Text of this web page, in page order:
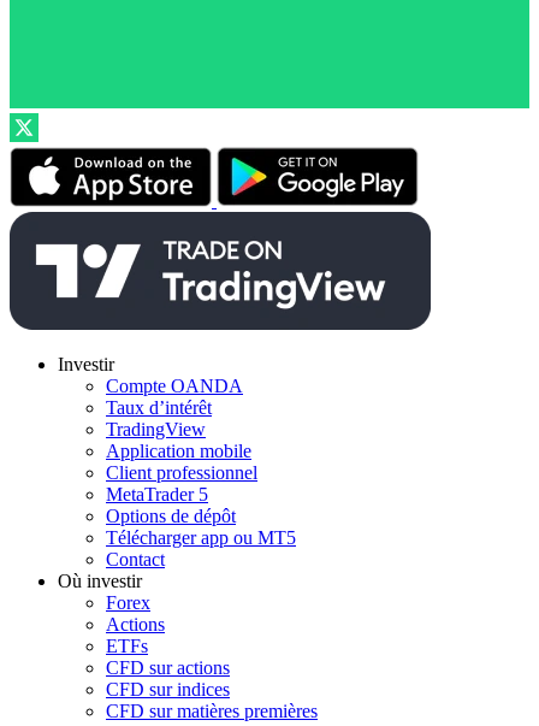
Investir
Compte OANDA
Taux d’intérêt
TradingView
Application mobile
Client professionnel
MetaTrader 5
Options de dépôt
Télécharger app ou MT5
Contact
Où investir
Forex
Actions
ETFs
CFD sur actions
CFD sur indices
CFD sur matières premières